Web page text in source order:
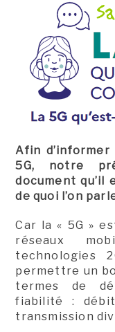
Afin
5G, notre
document
de quoi l’on
Car la « 5G »
réseaux
technologies
permettre un
termes de
fiabilité :
transmission